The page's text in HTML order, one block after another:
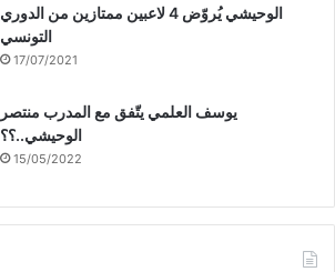
الوحيشي يُروّض 4 لاعبين ممتازين من الدوري
التونسي
17/07/2021
يوسف العلمي يتّفق مع المدرب منتصر
الوحيشي..؟؟
15/05/2022